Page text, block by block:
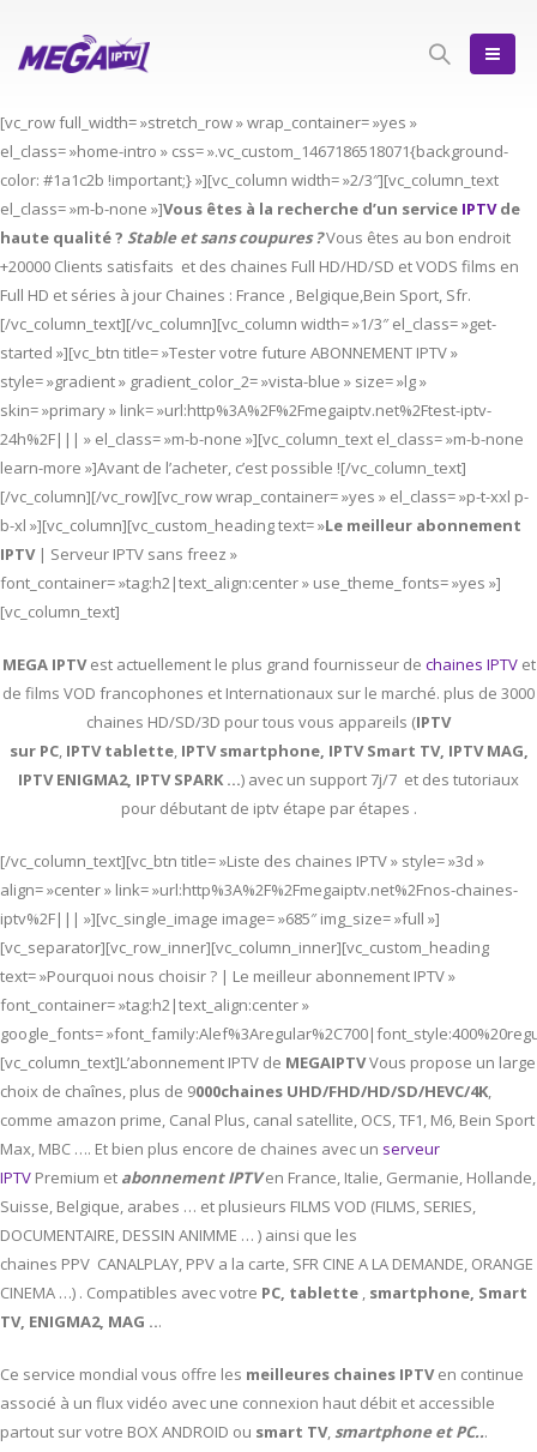
[vc_row full_width= »stretch_row » wrap_container= »yes »
el_class= »home-intro » css= ».vc_custom_1467186518071{background-
color: #1a1c2b !important;} »][vc_column width= »2/3″][vc_column_text
el_class= »m-b-none »]Vous êtes à la recherche d’un service IPTVde
haute qualité ? Stable et sans coupures ?Vous êtes au bon endroit
+20000 Clients satisfaits et des chaines Full HD/HD/SD et VODS films en
Full HD et séries à jour Chaines : France , Belgique,Bein Sport, Sfr.
[/vc_column_text][/vc_column][vc_column width= »1/3″ el_class= »get-
started »][vc_btn title= »Tester votre future ABONNEMENT IPTV »
style= »gradient » gradient_color_2= »vista-blue » size= »lg »
skin= »primary » link= »url:http%3A%2F%2Fmegaiptv.net%2Ftest-iptv-
24h%2F||| » el_class= »m-b-none »][vc_column_text el_class= »m-b-none
learn-more »]Avant de l’acheter, c’est possible ![/vc_column_text]
[/vc_column][/vc_row][vc_row wrap_container= »yes » el_class= »p-t-xxl p-
b-xl »][vc_column][vc_custom_heading text= »Le meilleur abonnement
IPTV | Serveur IPTV sans freez »
font_container= »tag:h2|text_align:center » use_theme_fonts= »yes »]
[vc_column_text]
MEGA IPTVest actuellement le plus grand fournisseur de chaines IPTVet
de films VOD francophones et Internationaux sur le marché. plus de 3000
chaines HD/SD/3D pour tous vous appareils (IPTV
sur PC, IPTVtablette, IPTVsmartphone, IPTV Smart TV, IPTV MAG,
IPTV ENIGMA2, IPTV SPARK …) avec un support 7j/7 et des tutoriaux
pour débutant de iptv étape par étapes .
[/vc_column_text][vc_btn title= »Liste des chaines IPTV » style= »3d »
align= »center » link= »url:http%3A%2F%2Fmegaiptv.net%2Fnos-chaines-
iptv%2F||| »][vc_single_image image= »685″ img_size= »full »]
[vc_separator][vc_row_inner][vc_column_inner][vc_custom_heading
text= »Pourquoi nous choisir ? | Le meilleur abonnement IPTV »
font_container= »tag:h2|text_align:center »
google_fonts=
[vc_column_text]L’abonnement IPTV de MEGAIPTVVous propose un large
choix de chaînes, plus de 9000chaines UHD/FHD/HD/SD/HEVC/4K,
comme amazon prime, Canal Plus, canal satellite, OCS, TF1, M6, Bein Sport
Max, MBC …. Et bien plus encore de chaines avec un serveur
IPTV Premium et abonnement IPTVen France, Italie, Germanie, Hollande,
Suisse, Belgique, arabes … et plusieurs FILMS VOD (FILMS, SERIES,
DOCUMENTAIRE, DESSIN ANIMME … ) ainsi que les
chaines PPV CANALPLAY, PPV a la carte, SFR CINE A LA DEMANDE, ORANGE
CINEMA …) . Compatibles avec votre PC, tablette , smartphone, Smart
TV, ENIGMA2, MAG ...
Ce service mondial vous offre les meilleures chaines IPTVen continue
associé à un flux vidéo avec une connexion haut débit et accessible
partout sur votre BOX ANDROID ou smart TV,smartphone et PC...